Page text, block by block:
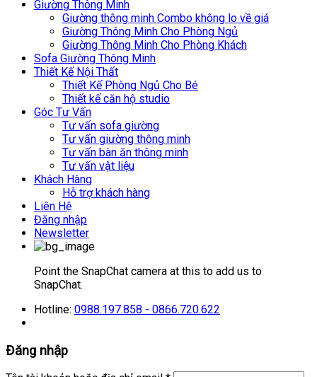
Giường Thông Minh
Giường thông minh Combo không lo về giá
Giường Thông Minh Cho Phòng Ngủ
Giường Thông Minh Cho Phòng Khách
Sofa Giường Thông Minh
Thiết Kế Nội Thất
Thiết Kế Phòng Ngủ Cho Bé
Thiết kế căn hộ studio
Góc Tư Vấn
Tư vấn sofa giường
Tư vấn giường thông minh
Tư vấn bàn ăn thông minh
Tư vấn vật liệu
Khách Hàng
Hỗ trợ khách hàng
Liên Hệ
Đăng nhập
Newsletter
Point the SnapChat camera at this to add us to
SnapChat.
Hotline: 0988.197.858 - 0866.720.622
Đăng nhập